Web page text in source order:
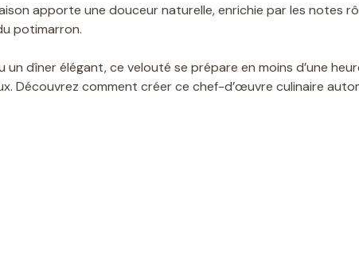
apporte une douceur naturelle, enrichie par les notes
potimarron.
un dîner élégant, ce velouté se prépare en moins d’une
Découvrez comment créer ce chef-d’œuvre culinaire